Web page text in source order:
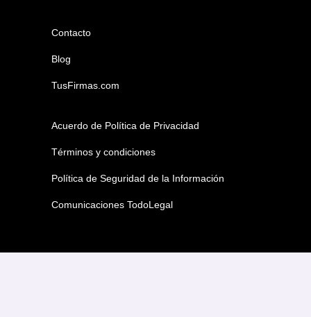
Contacto
Blog
TusFirmas.com
Acuerdo de Política de Privacidad
Términos y condiciones
Política de Seguridad de la Información
Comunicaciones TodoLegal